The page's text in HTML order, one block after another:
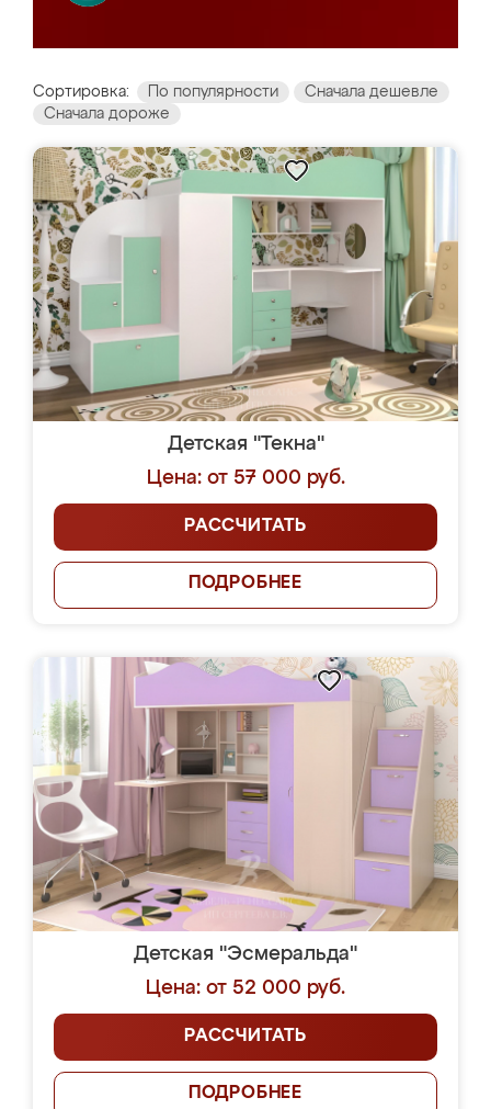
Сортировка: По популярности
Сначала дешевле
Сначала дороже
Детская "Текна"
Цена: от 57 000 руб.
РАССЧИТАТЬ
ПОДРОБНЕЕ
Детская "Эсмеральда"
Цена: от 52 000 руб.
РАССЧИТАТЬ
ПОДРОБНЕЕ